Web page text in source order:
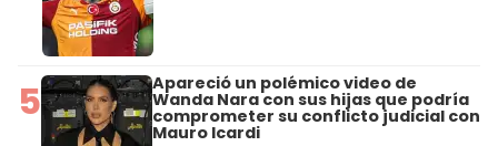
5 Apareció un polémico video de
Wanda Nara con sus hijas que podría
comprometer su conflicto judicial con
Mauro Icardi